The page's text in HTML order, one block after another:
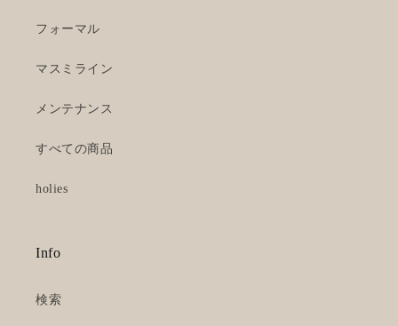
フォーマル
マスミライン
メンテナンス
すべての商品
holies
Info
検索